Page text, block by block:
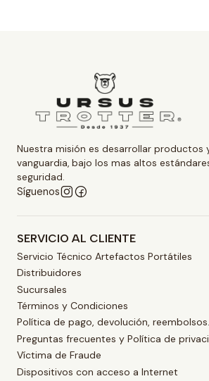
Nuestra misión es desarrollar productos
vanguardia, bajo los mas altos
seguridad.
Síguenos
SERVICIO AL CLIENTE
Servicio Técnico Artefactos Portátiles
Distribuidores
Sucursales
Términos y Condiciones
Política de pago, devolución, reembolsos.
Preguntas frecuentes y Política de
Víctima de Fraude
Dispositivos con acceso a Internet